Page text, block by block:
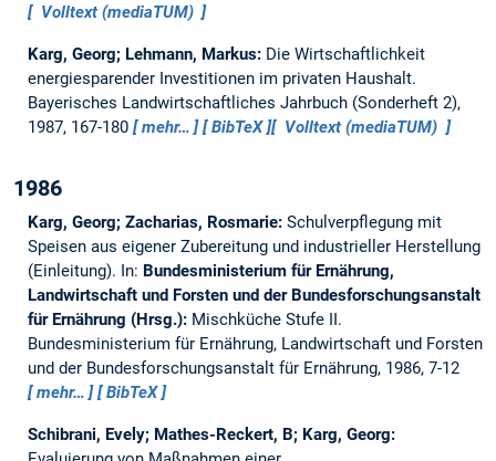
Volltext (mediaTUM)
Karg, Georg; Lehmann, Markus: Die Wirtschaftlichkeit
energiesparender Investitionen im privaten Haushalt.
Bayerisches Landwirtschaftliches Jahrbuch (Sonderheft 2),
1987, 167-180
mehr… BibTeX Volltext (mediaTUM)
1986
Karg, Georg; Zacharias, Rosmarie: Schulverpflegung mit
Speisen aus eigener Zubereitung und industrieller Herstellung
(Einleitung). In: Bundesministerium für Ernährung,
Landwirtschaft und Forsten und der Bundesforschungsanstalt
für Ernährung (Hrsg.): Mischküche Stufe II.
Bundesministerium für Ernährung, Landwirtschaft und Forsten
und der Bundesforschungsanstalt für Ernährung, 1986, 7-12
mehr…
BibTeX
Schibrani, Evely; Mathes-Reckert, B; Karg, Georg: